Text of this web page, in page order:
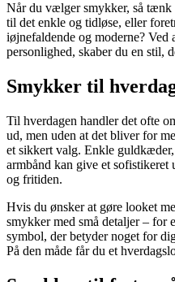
Når du vælger smykker, så
til det enkle og tidløse, eller
iøjnefaldende og moderne?
personlighed, skaber du en stil,
Smykker til
Til hverdagen handler det ofte
ud, men uden at det bliver for
et sikkert valg. Enkle
armbånd kan give et sofistikeret
og fritiden.
Hvis du ønsker at gøre looket
smykker med små detaljer – for
symbol, der betyder noget for
På den måde får du et